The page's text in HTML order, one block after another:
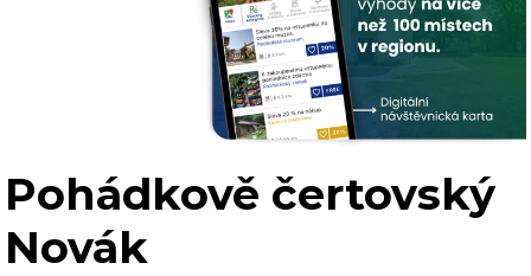
Pohádkově čertovský
Novák